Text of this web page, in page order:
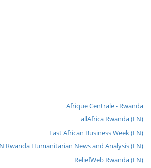
Afrique Centrale - Rwanda
allAfrica Rwanda (EN)
East African Business Week (EN)
Rwanda Humanitarian News and Analysis (EN)
ReliefWeb Rwanda (EN)